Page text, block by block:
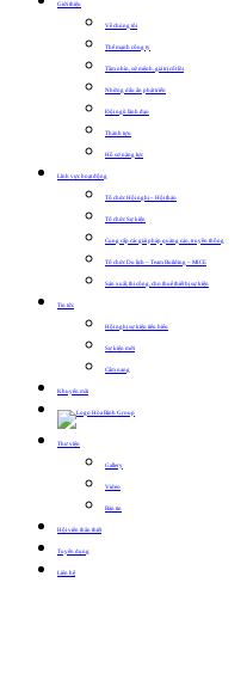
Giới thiệu
Về chúng tôi
Thế mạnh công ty
Tầm nhìn, sứ mệnh, giá trị cốt lõi
Những dấu ấn phát triển
Đội ngũ lãnh đạo
Thành tựu
Hồ sơ năng lực
Lĩnh vực hoạt động
Tổ chức Hội nghị – Hội thảo
Tổ chức Sự kiện
Cung cấp các giải pháp quảng cáo, truyền thông
Tổ chức Du lịch – Team Building – MICE
Sản xuất, thi công, cho thuê thiết bị sự kiện
Tin tức
Hội nghị sự kiện tiêu biểu
Sự kiện mới
Cẩm nang
Khuyến mãi
Thư viện
Gallery
Video
Bản tin
Hội viên thân thiết
Tuyển dụng
Liên hệ